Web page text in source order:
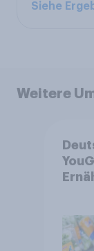
Siehe
Weitere